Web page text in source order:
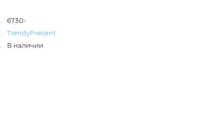
6730-
TrendyPresent
В наличии